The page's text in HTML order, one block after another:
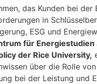
das Kunden bei
in
ESG und
für
der Rice University,
über die Rolle
bei der Leistung und